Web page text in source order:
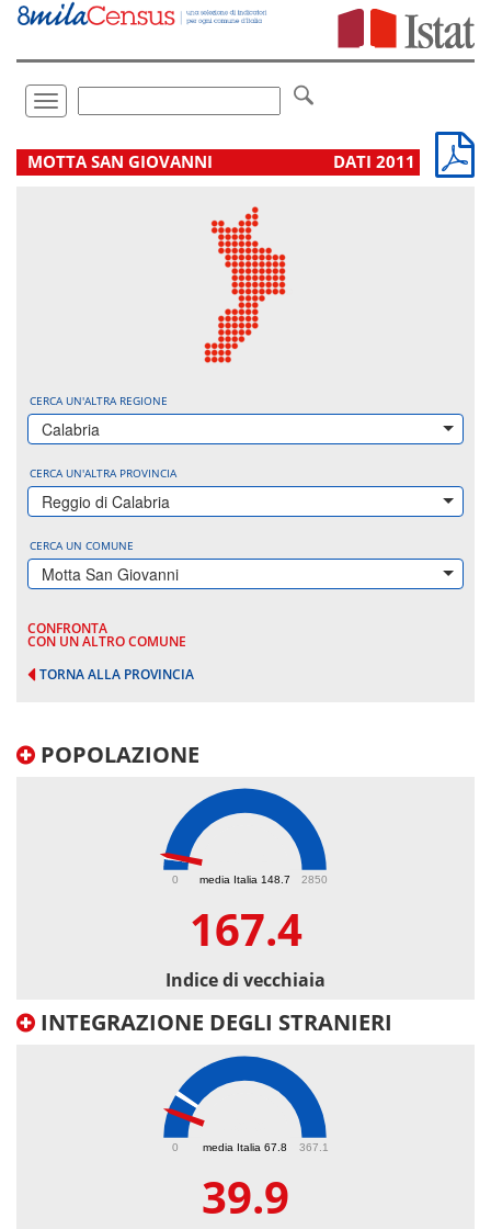
Vai
direttamente
Toggle
navigation
.
MOTTA SAN GIOVANNI DATI 2011
CERCA UN'ALTRA REGIONE
Calabria
CERCA UN'ALTRA PROVINCIA
Reggio di Calabria
CERCA UN COMUNE
Motta San Giovanni
CONFRONTA
CON UN ALTRO COMUNE
TORNA ALLA PROVINCIA
POPOLAZIONE
media Italia 148.7
0 2850
167.4
Indice di vecchiaia
INTEGRAZIONE DEGLI STRANIERI
media Italia 67.8
0 367.1
39.9